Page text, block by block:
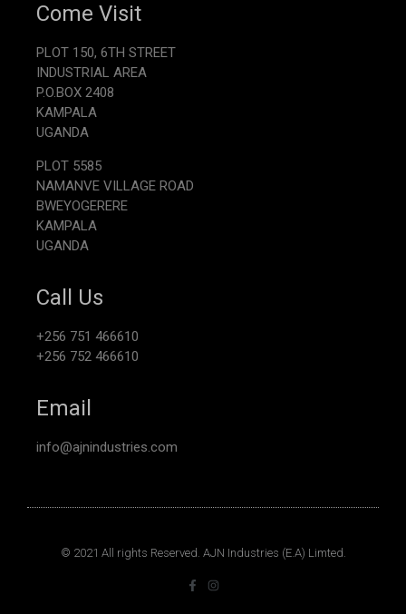
Come Visit
PLOT 150, 6TH STREET
INDUSTRIAL AREA
P.O.BOX 2408
KAMPALA
UGANDA
PLOT 5585
NAMANVE VILLAGE ROAD
BWEYOGERERE
KAMPALA
UGANDA
Call Us
+256 751 466610
+256 752 466610
Email
info@ajnindustries.com
© 2021 All rights Reserved. AJN Industries (E.A) Limted.